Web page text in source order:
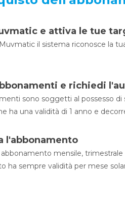
e attiva le tue
il sistema riconosce la
e richiedi
sono soggetti al possesso
ha una validità di 1 anno e
l'abbonamento
mensile, trimestrale
ha sempre validità per mese